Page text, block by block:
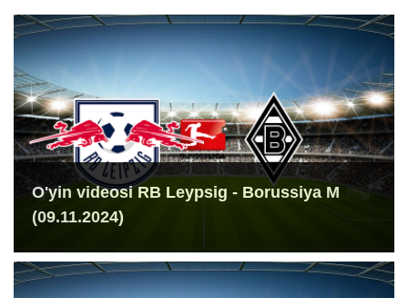
O'yin videosi RB Leypsig - Borussiya M
(09.11.2024)